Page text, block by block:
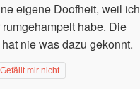
eigene Doofheit, weil ich
habe. Die
nie was dazu gekonnt.
Gefällt mir nicht